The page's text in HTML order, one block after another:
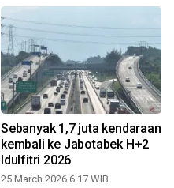
Sebanyak 1,7 juta kendaraan
kembali ke Jabotabek H+2
Idulfitri 2026
25 March 2026 6:17 WIB